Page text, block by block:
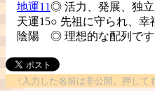
地運11◎ 活力、発展、独立
天運15○ 先祖に守られ、幸
陰陽 ◎ 理想的な配列です
↑入力した名前は非公開。押して